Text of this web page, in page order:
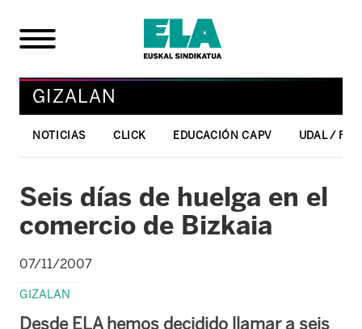
GIZALAN
NOTICIAS CLICK EDUCACIÓN CAPV UDAL /
Seis días de huelga en el
comercio de Bizkaia
07/11/2007
GIZALAN
Desde ELA hemos decidido llamar a seis